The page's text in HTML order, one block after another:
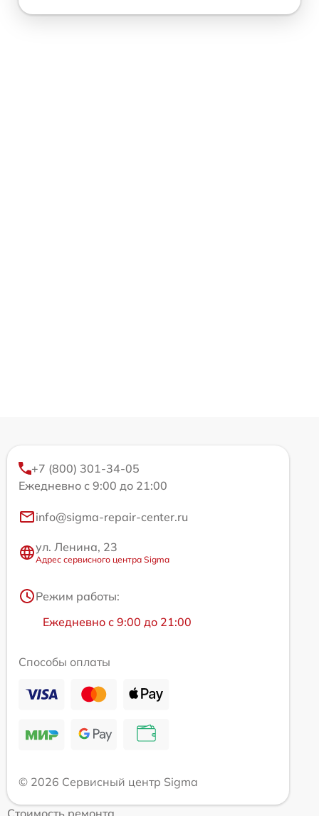
+7 (800) 301-34-05
Ежедневно с 9:00 до 21:00
info@sigma-repair-center.ru
ул. Ленина, 23
Адрес сервисного центра Sigma
Режим работы:
Ежедневно с 9:00 до 21:00
Способы оплаты
© 2026 Сервисный центр Sigma